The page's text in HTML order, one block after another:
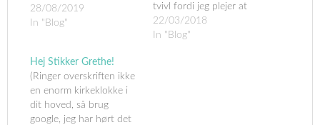
28/08/2019
In "Blog"
tvivl fordi jeg plejer at
give en overskrift efter
hvad der presser mest
22/03/2018
In "Blog"
Hej Stikker Grethe!
(Ringer overskriften ikke
en enorm kirkeklokke i
dit hoved, så brug
google, jeg har hørt det